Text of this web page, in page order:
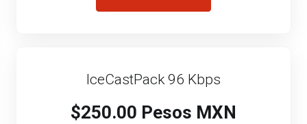
IceCastPack 96 Kbps
$250.00 Pesos MXN